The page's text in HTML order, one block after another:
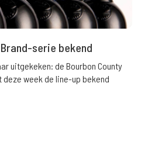
serie bekend
uitgekeken: de Bourbon County
week de line-up bekend